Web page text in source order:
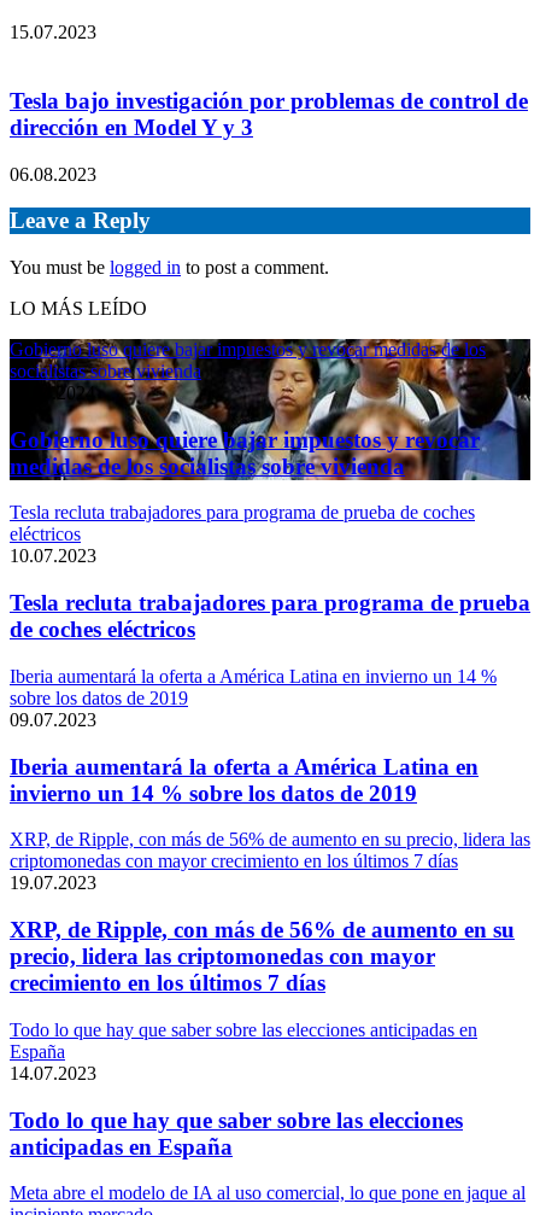
15.07.2023
Tesla bajo investigación por problemas de control de
dirección en Model Y y 3
06.08.2023
Leave a Reply
You must be logged in to post a comment.
LO MÁS LEÍDO
Gobierno luso quiere bajar impuestos y revocar medidas de los
socialistas sobre vivienda
11.04.2024
Gobierno luso quiere bajar impuestos y revocar
medidas de los socialistas sobre vivienda
Tesla recluta trabajadores para programa de prueba de coches
eléctricos
10.07.2023
Tesla recluta trabajadores para programa de prueba
de coches eléctricos
Iberia aumentará la oferta a América Latina en invierno un 14 %
sobre los datos de 2019
09.07.2023
Iberia aumentará la oferta a América Latina en
invierno un 14 % sobre los datos de 2019
XRP, de Ripple, con más de 56% de aumento en su precio, lidera las
criptomonedas con mayor crecimiento en los últimos 7 días
19.07.2023
XRP, de Ripple, con más de 56% de aumento en su
precio, lidera las criptomonedas con mayor
crecimiento en los últimos 7 días
Todo lo que hay que saber sobre las elecciones anticipadas en
España
14.07.2023
Todo lo que hay que saber sobre las elecciones
anticipadas en España
Meta abre el modelo de IA al uso comercial, lo que pone en jaque al